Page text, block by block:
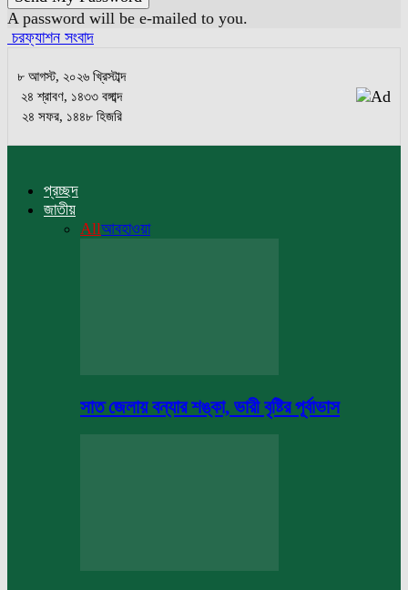
A password will be e-mailed to you.
চরফ্যাশন সংবাদ
৮ আগস্ট, ২০২৬ খ্রিস্টাব্দ
২৪ শ্রাবণ, ১৪৩৩ বঙ্গাব্দ
২৪ সফর, ১৪৪৮ হিজরি
প্রচ্ছদ
জাতীয়
Allআবহাওয়া
সাত জেলায় বন্যার শঙ্কা, ভারী বৃষ্টির পূর্বাভাস